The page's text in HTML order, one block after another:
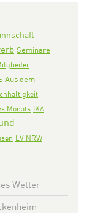
Seminare
Aus dem
Monats IKA
LV NRW
Wetter